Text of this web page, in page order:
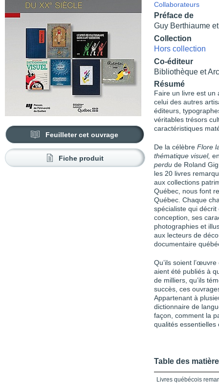
Feuilleter cet ouvrage
Fiche produit
Collaborateurs
Préface de
Guy Berthiaume
Collection
Hors collection
Co-éditeur
Bibliothèque et
Résumé
Faire un livre est un
celui des autres
éditeurs,
véritables trésors
caractéristiques
De la célèbre Flore
thématique visuel,
perdu de Roland
les 20 livres
aux collections
Québec, nous font
Québec. Chaque
spécialiste qui décrit
conception, ses
photographies et
aux lecteurs de
documentaire
Qu’ils soient
aient été publiés à
de milliers, qu’ils
succès, ces
Appartenant à
dictionnaire de
façon, comment la
qualités essentielles
Table des
Livres québécois